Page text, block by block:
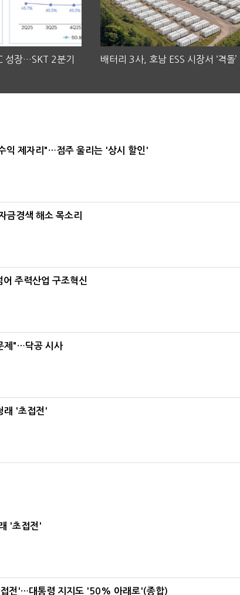
성장…SKT 2분기
배터리 3사, 호남 ESS 시장서 ‘격돌’
익 제자리"…점주 울리는 '상시 할인'
금경색 해소 목소리
주력산업 구조혁신
제"…닥공 시사
래 '초접전'
'초접전'
전'…대통령 지지도 '50% 아래로'(종합)